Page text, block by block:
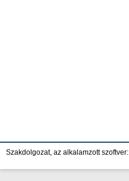
Szakdolgozat, az alkalamzott szoftver: